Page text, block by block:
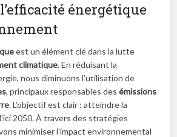
énergétique
est un élément clé dans la lutte
climatique. En réduisant la
nous diminuons l’utilisation de
, principaux responsables desémissions
. L’objectif est clair : atteindre la
2050. À travers des stratégies
minimiser l’impact environnemental